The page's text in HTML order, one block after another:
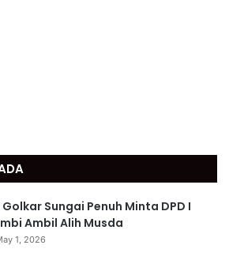
Golkar Sungai Penuh Minta DPD I
Ambil Alih Musda
1, 2026